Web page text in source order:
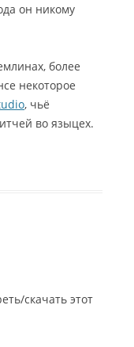
он никому
более
некоторое
, чьё
во языцех.
скачать этот